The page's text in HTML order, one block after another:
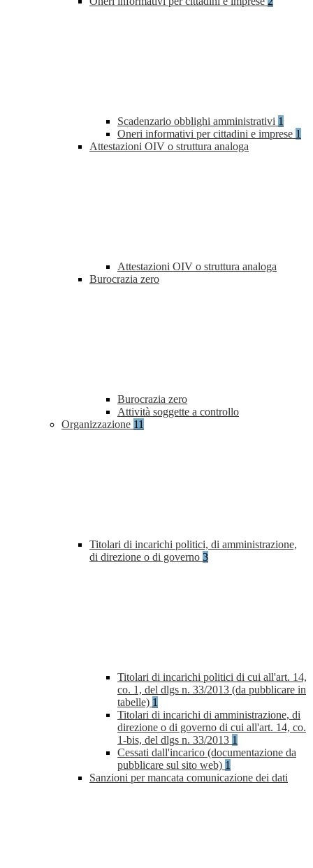
Scadenzario obblighi amministrativi 1
Oneri informativi per cittadini e imprese 1
Attestazioni OIV o struttura analoga
Attestazioni OIV o struttura analoga
Burocrazia zero
Burocrazia zero
Attività soggette a controllo
Organizzazione 11
Titolari di incarichi politici, di amministrazione,
di direzione o di governo 3
Titolari di incarichi politici di cui all'art. 14,
co. 1, del dlgs n. 33/2013 (da pubblicare in
tabelle) 1
Titolari di incarichi di amministrazione, di
direzione o di governo di cui all'art. 14, co.
1-bis, del dlgs n. 33/2013 1
Cessati dall'incarico (documentazione da
pubblicare sul sito web) 1
Sanzioni per mancata comunicazione dei dati